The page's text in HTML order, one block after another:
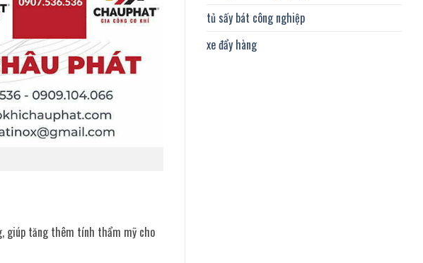
tủ sấy bát công nghiệp
xe đẩy hàng
giúp tăng thêm tính thẩm mỹ cho